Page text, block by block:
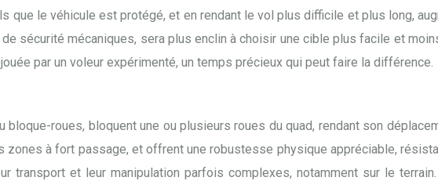
que le véhicule est protégé, et en rendant le vol plus difficile et plus long,
sécurité mécaniques, sera plus enclin à choisir une cible plus facile et
par un voleur expérimenté, un temps précieux qui peut faire la différence.
roues, bloquent une ou plusieurs roues du quad, rendant son
à fort passage, et offrent une robustesse physique appréciable,
transport et leur manipulation parfois complexes, notamment sur le